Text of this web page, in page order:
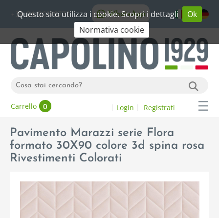
Questo sito utilizza i cookie. Scopri i dettagli
Ok
Normativa cookie
+39 06 20192773 WhatsApp
Carrello 0 Login Registrati
Pavimento Marazzi serie Flora
formato 30X90 colore 3d spina rosa
Rivestimenti Colorati